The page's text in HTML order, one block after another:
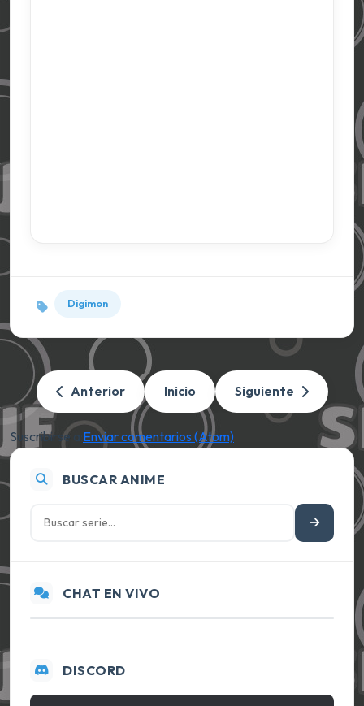
Digimon
Anterior Inicio Siguiente
Suscribirse a:Enviar comentarios (Atom)
BUSCAR ANIME
CHAT EN VIVO
DISCORD